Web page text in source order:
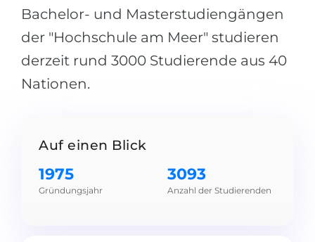
Erfolgzu
100%
Kasachstan
Aserbaidschan
Armenien
Belarus
BERATUNG BUCHEN
Bachelor- und Masterstudiengängen
der "Hochschule am Meer" studieren
derzeit rund 3000 Studierende aus 40
Nationen.
Auf einen Blick
1975
Gründungsjahr
3093
Anzahl der Studierenden